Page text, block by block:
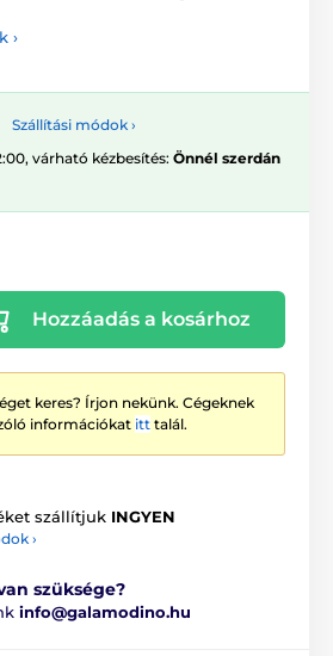
›
Szállítási módok ›
várható kézbesítés: Önnél szerdán
Hozzáadás a kosárhoz
keres? Írjon nekünk. Cégeknek
információkat itt talál.
szállítjuk INGYEN
›
szüksége?
info@galamodino.hu